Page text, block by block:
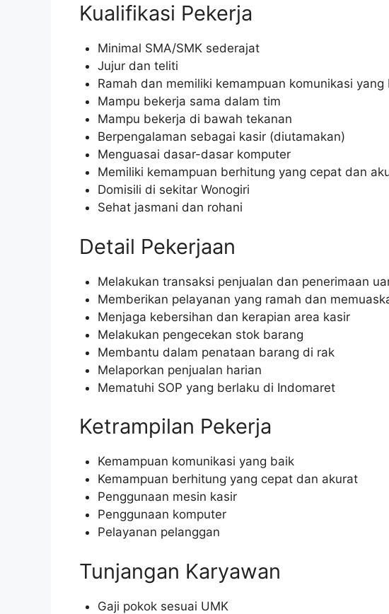
Kualifikasi Pekerja
Minimal SMA/SMK sederajat
Jujur dan teliti
Ramah dan memiliki kemampuan komunikasi yang
Mampu bekerja sama dalam tim
Mampu bekerja di bawah tekanan
Berpengalaman sebagai kasir (diutamakan)
Menguasai dasar-dasar komputer
Memiliki kemampuan berhitung yang cepat dan
Domisili di sekitar Wonogiri
Sehat jasmani dan rohani
Detail Pekerjaan
Melakukan transaksi penjualan dan penerimaan
Memberikan pelayanan yang ramah dan
Menjaga kebersihan dan kerapian area kasir
Melakukan pengecekan stok barang
Membantu dalam penataan barang di rak
Melaporkan penjualan harian
Mematuhi SOP yang berlaku di Indomaret
Ketrampilan Pekerja
Kemampuan komunikasi yang baik
Kemampuan berhitung yang cepat dan akurat
Penggunaan mesin kasir
Penggunaan komputer
Pelayanan pelanggan
Tunjangan Karyawan
Gaji pokok sesuai UMK